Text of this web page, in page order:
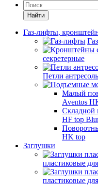
Найти
Газ-лифты,
секретерные
Петли
Малый
Aventos
Складной
HF top
HK top
Заглушки
пластиковые
пластиковые